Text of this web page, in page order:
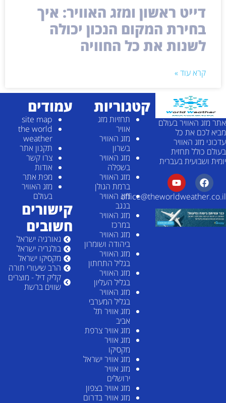
דייט ראשון ומזג האוויר: איך
בחירת המקום הנכון יכולה
לשנות את כל החוויה
קרא עוד »
אתר מזג האוויר בעולם
מביא לכם את כל
עדכוני מזג האוויר
בעולם כולל תחזית
יומית ושבועית בעברית
office@theworldweather.co.il
קטגוריות
תחזיות מזג
אוויר
מזג האוויר
בשרון
מזג האוויר
בשפלה
מזג האוויר
ברמת הגולן
מזג האוויר
בנגב
מזג האוויר
במרכז
מזג האוויר
ביהודה ושומרון
מזג האוויר
בגליל התחתון
מזג האוויר
בגליל העליון
מזג האוויר
בגליל המערבי
מזג אוויר תל
אביב
מזג אוויר צרפת
מזג אוויר
מקסיקו
מזג אוויר ישראל
מזג אוויר
ירושלים
מזג אוויר בצפון
מזג אוויר בדרום
עמודים
site map
the world
weather
תקנון אתר
צרו קשר
אודות
מפת אתר
מזג האוויר
בעולם
קישורים
חשובים
גאורגיה ישראל
בולגריה ישראל
מקסיקו ישראל
הרב שיעורי תורה
קליק דיל - מוצרים
שווים ברשת